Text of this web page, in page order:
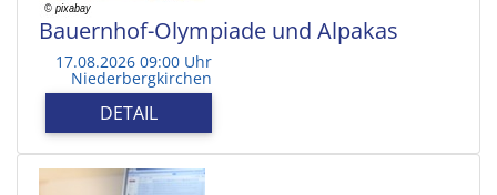
Bauernhof-Olympiade und Alpakas
17.08.2026 09:00 Uhr
Niederbergkirchen
DETAIL